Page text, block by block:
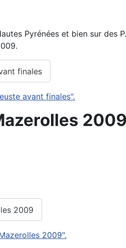
Pyrénées et bien sur
finales
avant finales".
2009
2009
2009".